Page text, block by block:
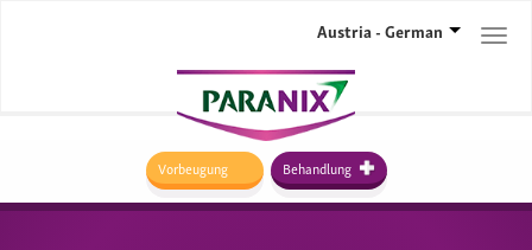
Austria - German
Vorbeugung Behandlung